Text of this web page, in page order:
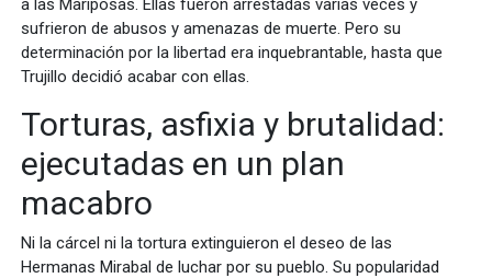
sufrieron de abusos y amenazas de muerte. Pero su
determinación por la libertad era inquebrantable, hasta que
Trujillo decidió acabar con ellas.
Torturas, asfixia y brutalidad:
ejecutadas en un plan
macabro
Ni la cárcel ni la tortura extinguieron el deseo de las
Hermanas Mirabal de luchar por su pueblo. Su popularidad